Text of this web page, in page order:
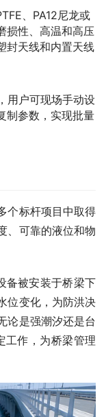
、PA12尼龙或
损性、高温和高压
封天线和内置天线
用户可现场手动设
制参数，实现批量
标杆项目中取得
、可靠的液位和物
备被安装于桥梁下
位变化，为防洪决
论是强潮汐还是台
工作，为桥梁管理